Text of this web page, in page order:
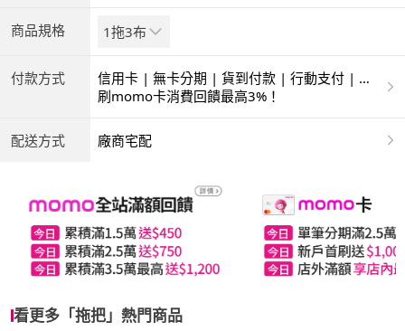
商品規格 1拖3布
付款方式
信用卡 | 無卡分期 | 貨到付款 | 行動支付 | 超
商付款 | ATM | 銀聯卡
刷momo卡消費回饋最高3%！
配送方式 廠商宅配
看更多「拖把」熱門商品